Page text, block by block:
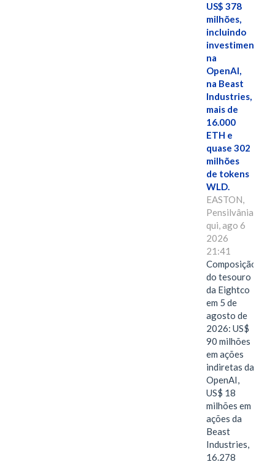
US$ 378
milhões,
incluindo
investimentos
na
OpenAI,
na Beast
Industries,
mais de
16.000
ETH e
quase 302
milhões
de tokens
WLD.
EASTON,
Pensilvânia,
qui, ago 6
2026
21:41
Composição
do tesouro
da Eightco
em 5 de
agosto de
2026: US$
90 milhões
em ações
indiretas da
OpenAI,
US$ 18
milhões em
ações da
Beast
Industries,
16.278